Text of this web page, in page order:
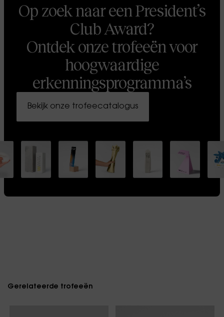
Op zoek naar een President’s
Club Award?
Ontdek onze trofeeën voor
hoogwaardige
erkenningsprogramma’s
Bekijk onze trofeecatalogus
Gerelateerde trofeeën